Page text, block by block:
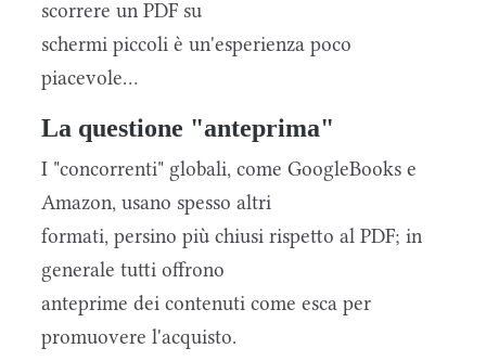
scorrere un PDF su
schermi piccoli è un'esperienza poco
piacevole...
La questione "anteprima"
I "concorrenti" globali, come GoogleBooks e
Amazon, usano spesso altri
formati, persino più chiusi rispetto al PDF; in
generale tutti offrono
anteprime dei contenuti come esca per
promuovere l'acquisto.